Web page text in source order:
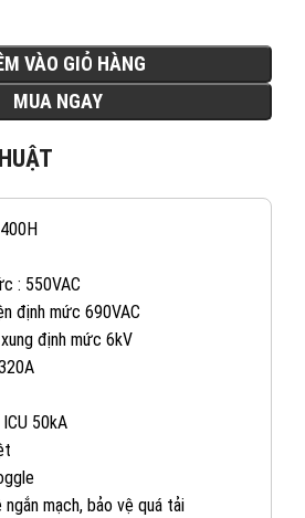
VÀO GIỎ HÀNG
MUA NGAY
: 550VAC
định mức 690VAC
định mức 6kV
50kA
ngắn mạch, bảo vệ quá tải